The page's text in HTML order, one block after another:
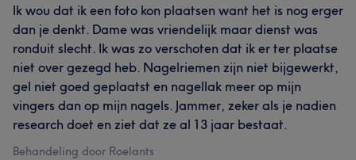
Ik wou dat ik een foto kon plaatsen want het is nog erger
dan je denkt. Dame was vriendelijk maar dienst was
ronduit slecht. Ik was zo verschoten dat ik er ter plaatse
niet over gezegd heb. Nagelriemen zijn niet bijgewerkt,
gel niet goed geplaatst en nagellak meer op mijn
vingers dan op mijn nagels. Jammer, zeker als je nadien
research doet en ziet dat ze al 13 jaar bestaat.
Behandeling door Roelants